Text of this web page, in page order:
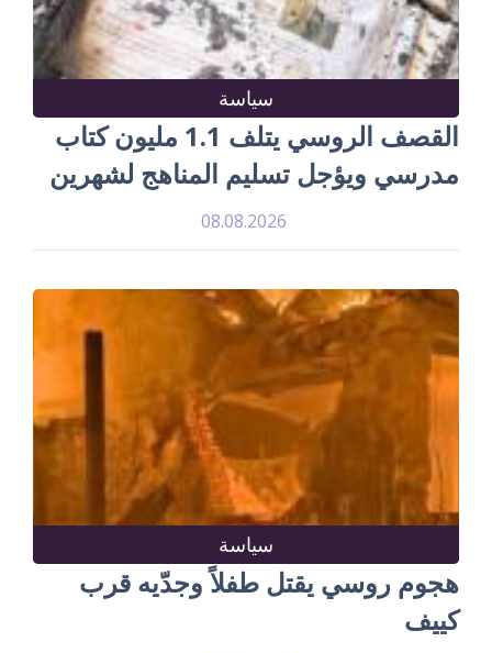
سياسة
القصف الروسي يتلف 1.1 مليون كتاب
مدرسي ويؤجل تسليم المناهج لشهرين
08.08.2026
سياسة
هجوم روسي يقتل طفلاً وجدّيه قرب
كييف